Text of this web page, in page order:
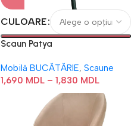
CULOARE
Scaun Patya
Mobilă BUCĂTĂRIE, Scaune
1,690 MDL – 1,830 MDL